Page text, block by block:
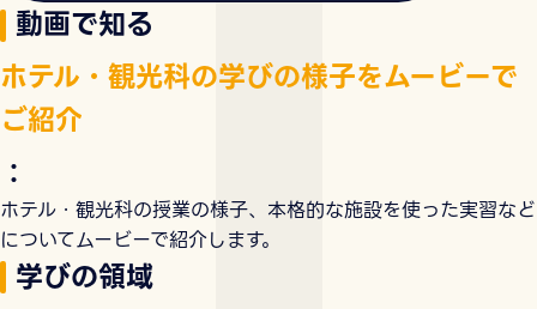
動画で知る
：
ホテル・観光科の学びの様子をムービーで
ご紹介
ホテル・観光科の授業の様子、本格的な施設を使った実習など
についてムービーで紹介します。
学びの領域